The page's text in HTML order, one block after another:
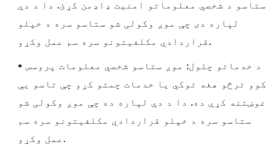
ستاسو د شخصي معلوماتو امنیت ډاډمن کړئ. دا د دې
لپاره دی چې موږ وکولی شو ستاسو سره د خپلو
قراردادي مکلفیتونو سره سم عمل وکړو.
• د خدماتو چلول: موږ ستاسو شخصي معلومات پروسس
کوو ترڅو هغه توکي یا خدمات چمتو کړو چې تاسو یې
غوښتنه کړې ده. دا د دې لپاره ده چې موږ وکولی شو
ستاسو سره د خپلو قراردادي مکلفیتونو سره سم
عمل وکړو.